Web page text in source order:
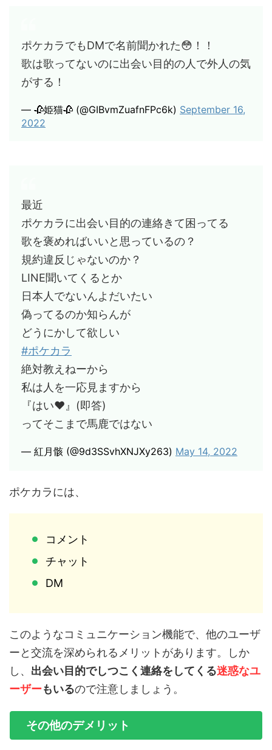
ポケカラでもDMで名前聞かれた😳！！
歌は歌ってないのに出会い目的の人で外人の気
がする！
— 🥀姫猫🥀 (@GIBvmZuafnFPc6k) September 16,
2022
最近
ポケカラに出会い目的の連絡きて困ってる
歌を褒めればいいと思っているの？
規約違反じゃないのか？
LINE聞いてくるとか
日本人でないんよだいたい
偽ってるのか知らんが
どうにかして欲しい
#ポケカラ
絶対教えねーから
私は人を一応見ますから
『はい❤』(即答)
ってそこまで馬鹿ではない
— 紅月骸 (@9d3SSvhXNJXy263) May 14, 2022
ポケカラには、
コメント
チャット
DM
このようなコミュニケーション機能で、他のユーザ
ーと交流を深められるメリットがあります。しか
し、 出会い目的でしつこく連絡をしてくる迷惑なユ
ーザーもいるので注意しましょう。
その他のデメリット